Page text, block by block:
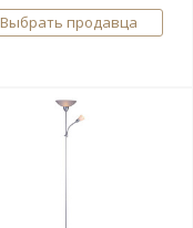
Выбрать продавца